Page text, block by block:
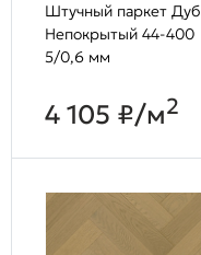
Штучный паркет Дуб
Непокрытый 44-400
5/0,6 мм
4 105 ₽/м2